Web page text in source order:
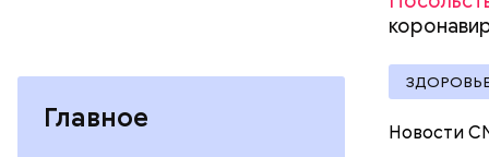
Главное
Новости
лучше